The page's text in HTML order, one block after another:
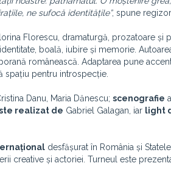
ne sufocă identitățile”, spune
Florescu, dramaturgă, prozatoare și
boală, iubire și memorie.
românească. Adaptarea pune
spațiu pentru introspecție.
Danu, Maria Dănescu; scenografie
realizat de Gabriel Galagan, iar light
desfășurat în România și
creative și actoriei. Turneul este